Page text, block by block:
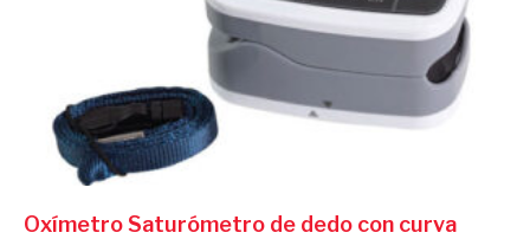
Oxímetro Saturómetro de dedo con curva